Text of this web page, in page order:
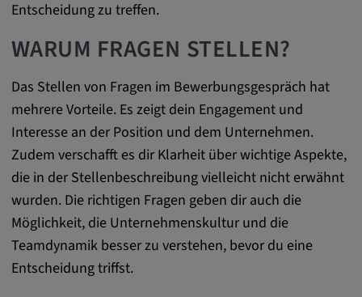
Entscheidung zu treffen.
WARUM FRAGEN STELLEN?
Das Stellen von Fragen im Bewerbungsgespräch hat
mehrere Vorteile. Es zeigt dein Engagement und
Interesse an der Position und dem Unternehmen.
Zudem verschafft es dir Klarheit über wichtige Aspekte,
die in der Stellenbeschreibung vielleicht nicht erwähnt
wurden. Die richtigen Fragen geben dir auch die
Möglichkeit, die Unternehmenskultur und die
Teamdynamik besser zu verstehen, bevor du eine
Entscheidung triffst.
Name:
Zweck:
benutzerspezifischen Cookie-Einstellungen
Cookie Laufzeit:
1 Jahr
Externe Medien
Notwendig, um Inhalte von externen Medien-
Plattformen anzuzeigen.